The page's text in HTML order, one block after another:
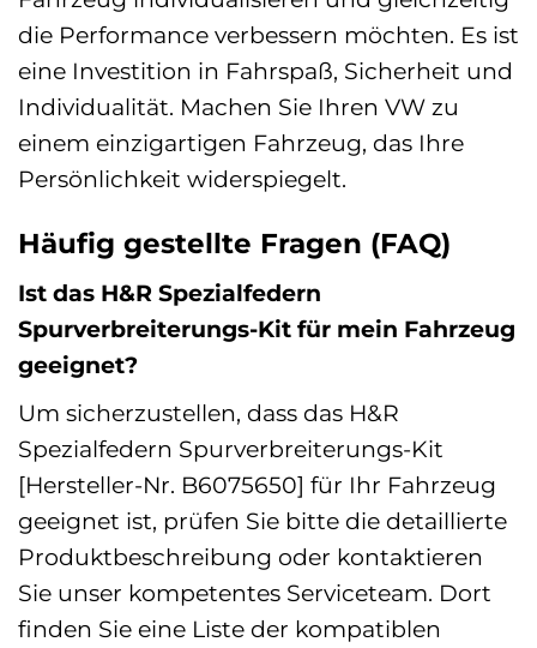
die Performance verbessern möchten. Es ist
eine Investition in Fahrspaß, Sicherheit und
Individualität. Machen Sie Ihren VW zu
einem einzigartigen Fahrzeug, das Ihre
Persönlichkeit widerspiegelt.
Häufig gestellte Fragen (FAQ)
Ist das H&R Spezialfedern
Spurverbreiterungs-Kit für mein Fahrzeug
geeignet?
Um sicherzustellen, dass das H&R
Spezialfedern Spurverbreiterungs-Kit
[Hersteller-Nr. B6075650] für Ihr Fahrzeug
geeignet ist, prüfen Sie bitte die detaillierte
Produktbeschreibung oder kontaktieren
Sie unser kompetentes Serviceteam. Dort
finden Sie eine Liste der kompatiblen